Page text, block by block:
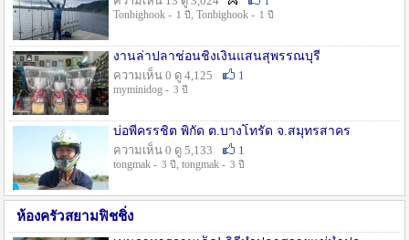
Tonbighook - 1 ปี , Tonbighook - 1 ปี
งานล่าปลาช่อนชิงเงินแสนสุพรรณบุรี
ความเห็น 0 ดู 4,125
1
myminidog - 3 ปี
บ่อพี่ครรชิต พิกัด ต.บางโทรัด จ.สมุทรสาคร
ความเห็น 0 ดู 5,133
1
tongmak - 3 ปี , tongmak - 3 ปี
ห้องครัวสยามฟิชชิ่ง